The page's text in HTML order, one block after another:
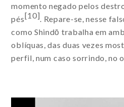
momento negado pelos
pés[10] . Repare-se, nesse
como Shindō trabalha em
oblíquas, das duas vezes
perfil, num caso sorrindo, no